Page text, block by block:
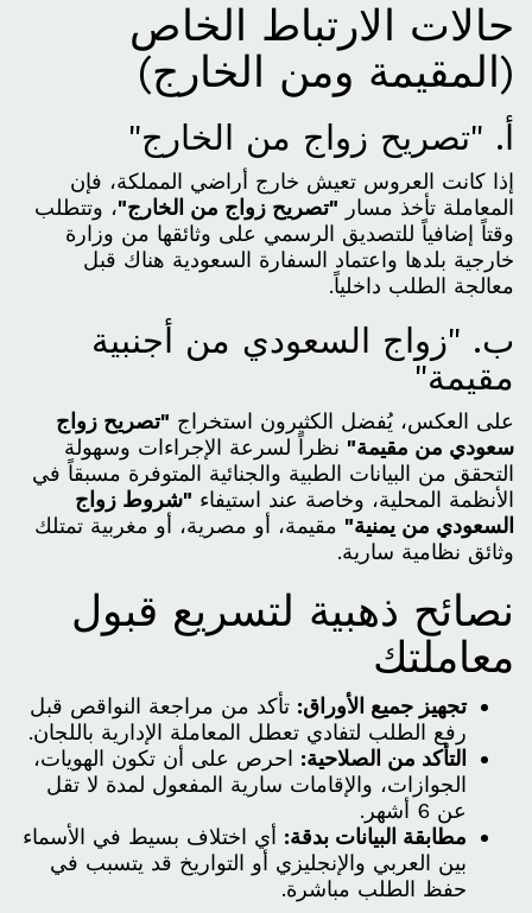
حالات الارتباط الخاص
(المقيمة ومن الخارج)
أ. "تصريح زواج من الخارج"
إذا كانت العروس تعيش خارج أراضي المملكة، فإن
المعاملة تأخذ مسار "تصريح زواج من الخارج"، وتتطلب
وقتاً إضافياً للتصديق الرسمي على وثائقها من وزارة
خارجية بلدها واعتماد السفارة السعودية هناك قبل
معالجة الطلب داخلياً.
ب. "زواج السعودي من أجنبية
مقيمة"
على العكس، يُفضل الكثيرون استخراج "تصريح زواج
سعودي من مقيمة" نظراً لسرعة الإجراءات وسهولة
التحقق من البيانات الطبية والجنائية المتوفرة مسبقاً في
الأنظمة المحلية، وخاصة عند استيفاء "شروط زواج
السعودي من يمنية" مقيمة، أو مصرية، أو مغربية تمتلك
وثائق نظامية سارية.
نصائح ذهبية لتسريع قبول
معاملتك
تجهيز جميع الأوراق: تأكد من مراجعة النواقص قبل
رفع الطلب لتفادي تعطل المعاملة الإدارية باللجان.
التأكد من الصلاحية: احرص على أن تكون الهويات،
الجوازات، والإقامات سارية المفعول لمدة لا تقل
عن 6 أشهر.
مطابقة البيانات بدقة: أي اختلاف بسيط في الأسماء
بين العربي والإنجليزي أو التواريخ قد يتسبب في
حفظ الطلب مباشرة.